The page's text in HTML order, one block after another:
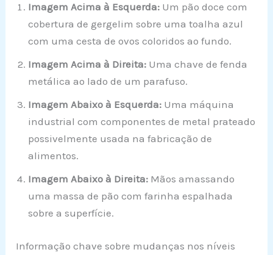
Imagem Acima à Esquerda: Um pão doce com
cobertura de gergelim sobre uma toalha azul
com uma cesta de ovos coloridos ao fundo.
Imagem Acima à Direita: Uma chave de fenda
metálica ao lado de um parafuso.
Imagem Abaixo à Esquerda: Uma máquina
industrial com componentes de metal prateado
possivelmente usada na fabricação de
alimentos.
Imagem Abaixo à Direita: Mãos amassando
uma massa de pão com farinha espalhada
sobre a superfície.
Informação chave sobre mudanças nos níveis